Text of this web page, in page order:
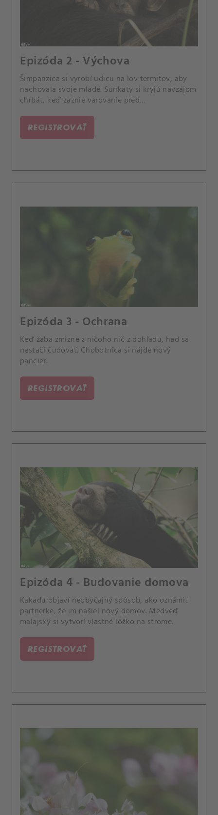
Epizóda 2 - Výchova
Šimpanzica si vyrobí udicu na lov termitov, aby
nachovala svoje mladé. Surikaty si kryjú navzájom
chrbát, keď zaznie varovanie pred
REGISTROVAŤ
Epizóda 3 - Ochrana
Keď žaba zmizne z ničoho nič z dohľadu, had sa
nestačí čudovať. Chobotnica si nájde nový
pancier.
REGISTROVAŤ
Epizóda 4 - Budovanie domova
Kakadu objaví neobyčajný spôsob, ako oznámiť
partnerke, že im našiel nový domov. Medveď
malajský si vytvorí vlastné lôžko na strome.
REGISTROVAŤ